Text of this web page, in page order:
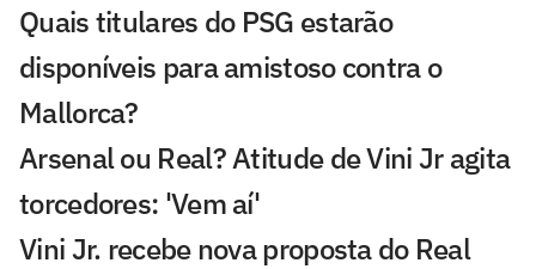
Quais titulares do PSG estarão
disponíveis para amistoso contra o
Mallorca?
Arsenal ou Real? Atitude de Vini Jr agita
torcedores: 'Vem aí'
Vini Jr. recebe nova proposta do Real